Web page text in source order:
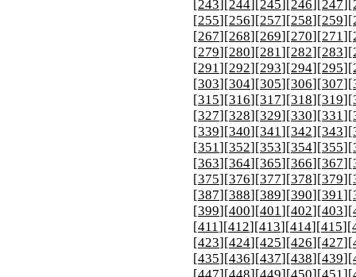
[243][244][245][246][247][
[255][256][257][258][259][
[267][268][269][270][271][
[279][280][281][282][283][
[291][292][293][294][295][
[303][304][305][306][307][
[315][316][317][318][319][
[327][328][329][330][331][
[339][340][341][342][343][
[351][352][353][354][355][
[363][364][365][366][367][
[375][376][377][378][379][
[387][388][389][390][391][
[399][400][401][402][403][
[411][412][413][414][415][
[423][424][425][426][427][
[435][436][437][438][439][
[447][448][449][450][451][